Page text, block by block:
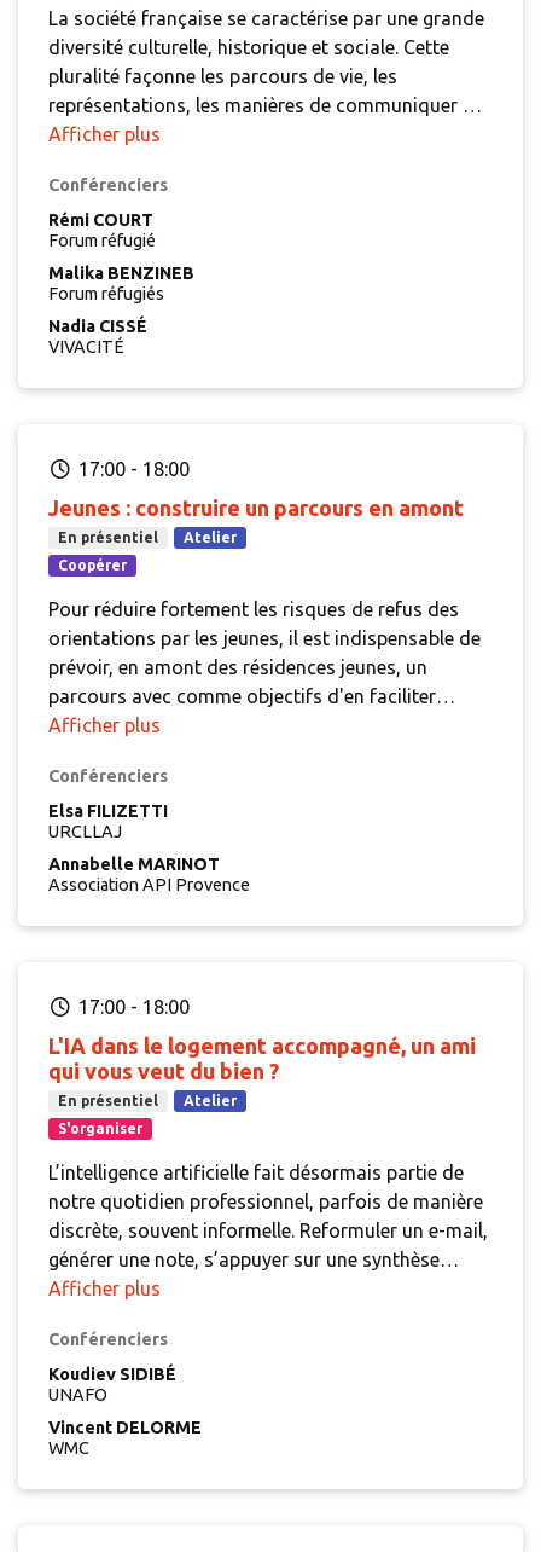
La société française se caractérise par une grande
diversité culturelle, historique et sociale. Cette
pluralité façonne les parcours de vie, les
représentations, les manières de communiquer ou
encore les attentes vis-à-vis des institutions. Dans
sont amenés à accompagner des personnes dont
les repères, les pratiques et les rapports aux
normes peuvent différer des leurs.
interculturelle dans l’accompagnement social peut
ainsi générer des incompréhensions, compliquer
l’orientation, voire entraver l’accès aux droits. Cela
reconnaître et prendre en compte les différences
proximité ?
Afficher plus
Conférenciers
Rémi COURT
Forum réfugié
Malika BENZINEB
Forum réfugiés
Nadia CISSÉ
VIVACITÉ
17:00 - 18:00
Jeunes : construire un parcours en amont
En présentiel
Atelier
Coopérer
Pour réduire fortement les risques de refus des
orientations par les jeunes, il est indispensable de
prévoir, en amont des résidences jeunes, un
parcours avec comme objectifs d'en faciliter
l'accès, de lever les représentations et de
Deux types d'acteurs jouent un rôle essentiel en la
matière : les missions locales et les CLLAJ. Quels
partenariats peuvent être mis en place ?
Afficher plus
Conférenciers
Elsa FILIZETTI
URCLLAJ
Annabelle MARINOT
Association API Provence
17:00 - 18:00
L'IA dans le logement accompagné, un ami
qui vous veut du bien ?
En présentiel
Atelier
S'organiser
L’intelligence artificielle fait désormais partie de
notre quotidien professionnel, parfois de manière
discrète, souvent informelle. Reformuler un e-mail,
générer une note, s’appuyer sur une synthèse
automatique… autant d’usages qui peuvent
optimiser les tâches répétitives.
secteur où l’accompagnement des personnes
repose sur la confiance, la confidentialité et le
discernement, ces outils soulèvent aussi des
avec une IA ? Quels risques pour les données
Afficher plus
Conférenciers
Koudiev SIDIBÉ
UNAFO
Vincent DELORME
WMC